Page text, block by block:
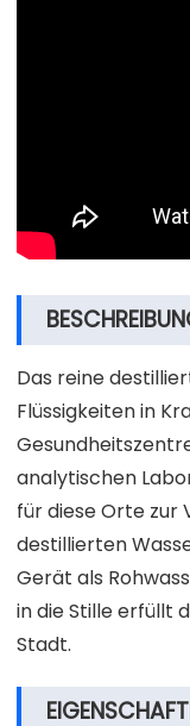
Das reine
Flüssigkeiten in
analytischen
für diese Orte zur
destillierten
Gerät als
in die Stille erfüllt
Stadt.